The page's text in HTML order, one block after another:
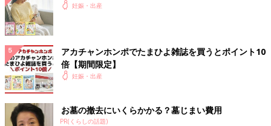
妊娠・出産
アカチャンホンポでたまひよ雑誌を買うとポイント10
倍【期間限定】
妊娠・出産
お墓の撤去にいくらかかる？墓じまい費用
PR(くらしの話題)